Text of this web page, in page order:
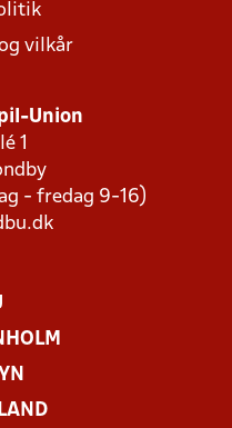
vilkår
Union
1
- fredag 9-16)